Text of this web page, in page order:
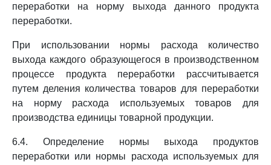
переработки на норму выхода данного продукта
переработки.
При использовании нормы расхода количество
выхода каждого образующегося в производственном
процессе продукта переработки рассчитывается
путем деления количества товаров для переработки
на норму расхода используемых товаров для
производства единицы товарной продукции.
6.4. Определение нормы выхода продуктов
переработки или нормы расхода используемых для